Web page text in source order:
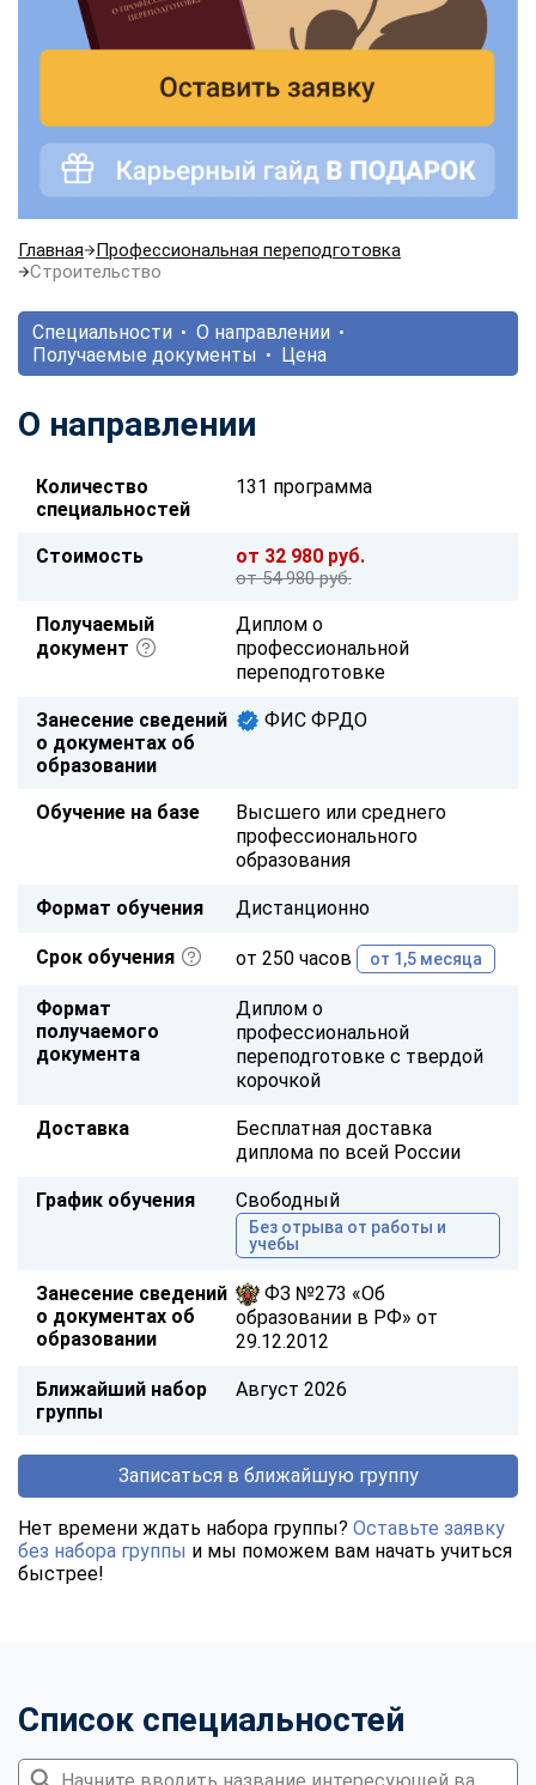
Главная
Профессиональная переподготовка
Строительство
Специальности
О направлении
Получаемые документы
Цена
О направлении
Количество
специальностей
131 программа
Стоимость от 32 980 руб.
от 54 980 руб.
Получаемый
документ
Диплом о
профессиональной
переподготовке
Занесение сведений
о документах об
образовании
ФИС ФРДО
Обучение на базе
Высшего или среднего
профессионального
образования
Формат обучения Дистанционно
Срок обучения от 250 часов от 1,5 месяца
Формат
получаемого
документа
Диплом о
профессиональной
переподготовке с твердой
корочкой
Доставка
Бесплатная доставка
диплома по всей России
График обучения Свободный
Без отрыва от работы и
учебы
Занесение сведений
о документах об
образовании
ФЗ №273 «Об
образовании в РФ» от
29.12.2012
Ближайший набор
группы
Август 2026
Записаться в ближайшую группу
Нет времени ждать набора группы? Оставьте заявку
без набора группы и мы поможем вам начать учиться
быстрее!
Список специальностей